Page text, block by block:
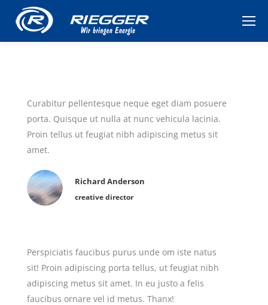
Curabitur pellentesque neque eget diam posuere
porta. Quisque ut nulla at nunc vehicula lacinia.
Proin tellus ut feugiat nibh adipiscing metus sit
amet.
Richard Anderson
creative director
Perspiciatis faucibus purus unde om iste natus
sit! Proin adipiscing porta tellus, ut feugiat nibh
adipiscing metus sit amet. In eu justo a felis
faucibus ornare vel id metus. Thanx!